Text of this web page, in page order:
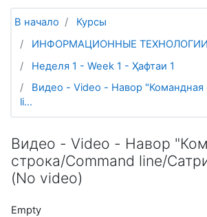
В начало
Курсы
ИНФОРМАЦИОННЫЕ ТЕХНОЛОГИИ
Неделя 1 - Week 1 - Ҳафтаи 1
Видео - Video - Навор "Командная
li...
Видео - Video - Навор
строка/Command line/
(No video)
Empty